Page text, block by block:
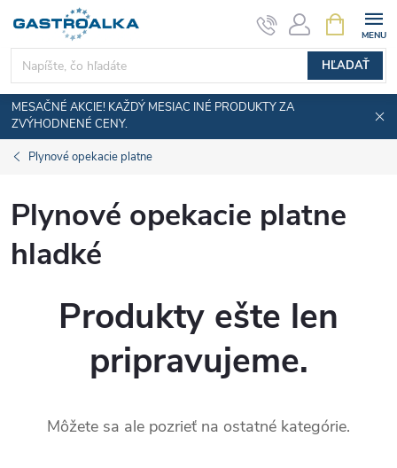
obsah
HĽADAŤ
KOŠÍK
MESAČNÉ AKCIE! KAŽDÝ MESIAC INÉ PRODUKTY ZA
ZVÝHODNENÉ CENY.
Plynové opekacie platne
Plynové opekacie platne
hladké
Produkty ešte len
pripravujeme.
Môžete sa ale pozrieť na ostatné kategórie.